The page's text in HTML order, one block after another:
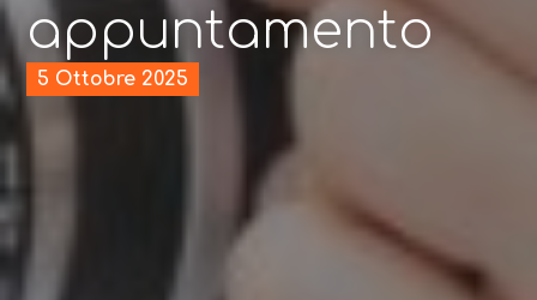
appuntamento
5 Ottobre 2025